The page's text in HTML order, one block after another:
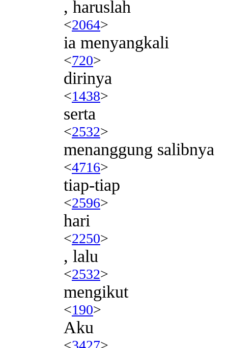
, haruslah
<2064>
ia menyangkali
<720>
dirinya
<1438>
serta
<2532>
menanggung salibnya
<4716>
tiap-tiap
<2596>
hari
<2250>
, lalu
<2532>
mengikut
<190>
Aku